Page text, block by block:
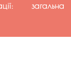
загальна